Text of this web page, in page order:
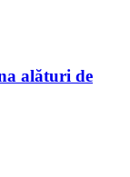
alături de